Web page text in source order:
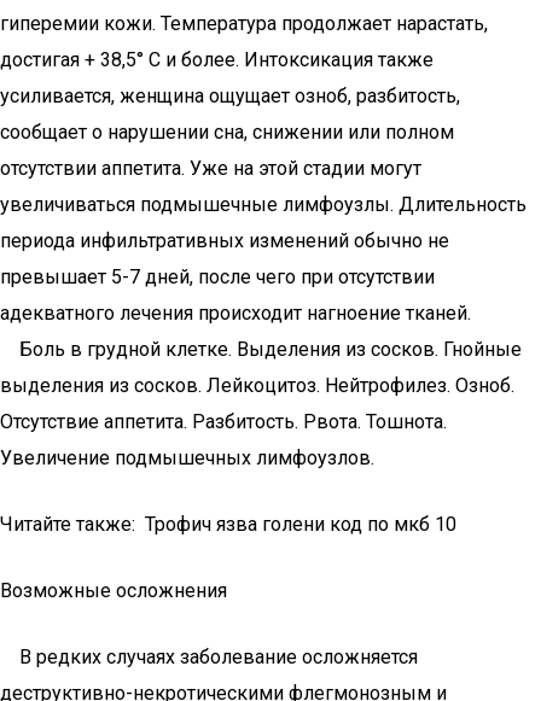
гиперемии кожи. Температура продолжает нарастать,
достигая + 38,5° С и более. Интоксикация также
усиливается, женщина ощущает озноб, разбитость,
сообщает о нарушении сна, снижении или полном
отсутствии аппетита. Уже на этой стадии могут
увеличиваться подмышечные лимфоузлы. Длительность
периода инфильтративных изменений обычно не
превышает 5-7 дней, после чего при отсутствии
адекватного лечения происходит нагноение тканей.
Боль в грудной клетке. Выделения из сосков. Гнойные
выделения из сосков. Лейкоцитоз. Нейтрофилез. Озноб.
Отсутствие аппетита. Разбитость. Рвота. Тошнота.
Увеличение подмышечных лимфоузлов.
Читайте также: Трофич язва голени код по мкб 10
Возможные осложнения
В редких случаях заболевание осложняется
деструктивно-некротическими флегмонозным и